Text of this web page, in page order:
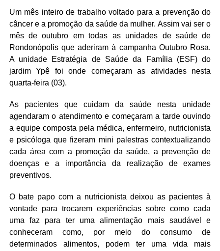
Um mês inteiro de trabalho voltado para a prevenção do
câncer e a promoção da saúde da mulher. Assim vai ser o
mês de outubro em todas as unidades de saúde de
Rondonópolis que aderiram à campanha Outubro Rosa.
A unidade Estratégia de Saúde da Família (ESF) do
jardim Ypê foi onde começaram as atividades nesta
quarta-feira (03).
As pacientes que cuidam da saúde nesta unidade
agendaram o atendimento e começaram a tarde ouvindo
a equipe composta pela médica, enfermeiro, nutricionista
e psicóloga que fizeram mini palestras contextualizando
cada área com a promoção da saúde, a prevenção de
doenças e a importância da realização de exames
preventivos.
O bate papo com a nutricionista deixou as pacientes à
vontade para trocarem experiências sobre como cada
uma faz para ter uma alimentação mais saudável e
conheceram como, por meio do consumo de
determinados alimentos, podem ter uma vida mais